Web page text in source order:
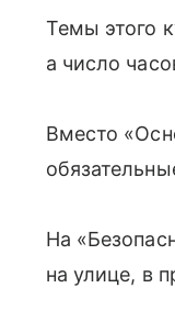
Темы этого
а число
Вместо
На
на улице, в